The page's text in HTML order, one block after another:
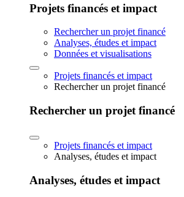
Projets financés et impact
Rechercher un projet financé
Analyses, études et impact
Données et visualisations
Projets financés et impact
Rechercher un projet financé
Rechercher un projet financé
Projets financés et impact
Analyses, études et impact
Analyses, études et impact